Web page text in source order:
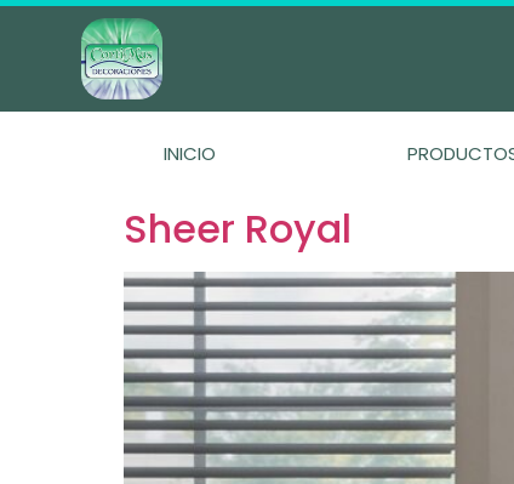
INICIO
Sheer Royal